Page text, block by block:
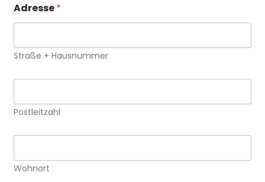
Adresse*
Straße + Hausnummer
P
Z
*Postleitzahl
W
h
n
Wohnort